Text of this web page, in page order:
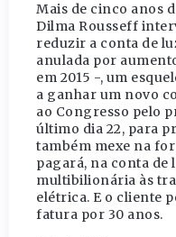
Mais de cinco anos
Dilma Rousseff
reduzir a conta de
anulada por
em 2015 -, um
a ganhar um novo
ao Congresso pelo
último dia 22, para
também mexe na
pagará, na conta de
multibilionária às
elétrica. E o cliente
fatura por 30 anos.